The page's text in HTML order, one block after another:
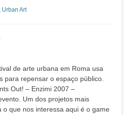
, Urban Art
de arte urbana em Roma usa
para repensar o espaço público.
Out! – Enzimi 2007 –
Um dos projetos mais
o que nos interessa aqui é o game